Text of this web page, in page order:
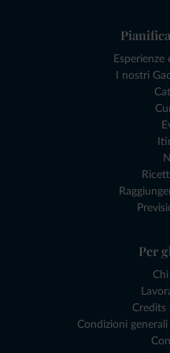
Esperienze
I nostri
Per
Credits
Condizioni